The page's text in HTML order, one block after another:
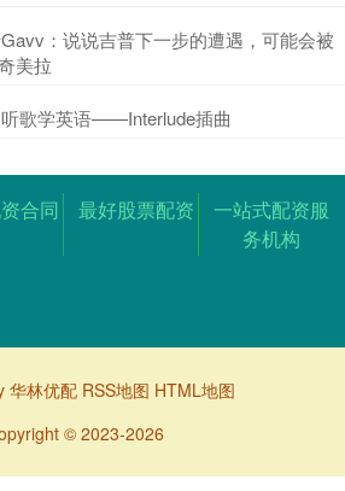
：说说吉普下一步的遭遇，可能会被
美拉
歌学英语——Interlude插曲
合同 最好股票配资
一站式配资服
务机构
华林优配 RSS地图 HTML地图
© 2023-2026